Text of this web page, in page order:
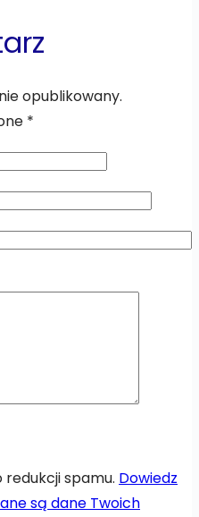
opublikowany.
*
spamu. Dowiedz
są dane Twoich